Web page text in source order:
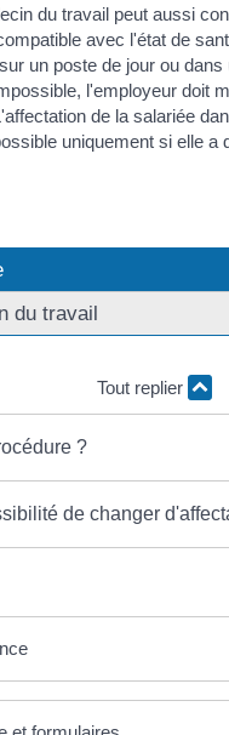
du travail peut aussi
avec l'état de
un poste de jour ou dans
l'employeur doit
de la salariée
uniquement si elle a
du travail
Tout replier
?
de changer